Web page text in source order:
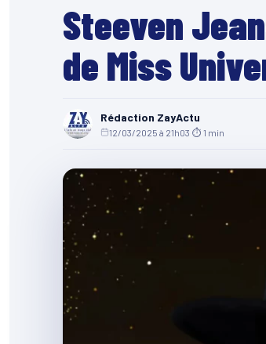
Steeven
de Miss
Rédaction ZayActu
12/03/2025 à 21h03 ⏱ 1 min